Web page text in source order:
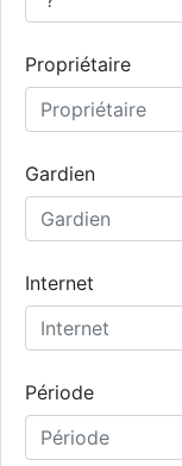
Propriétaire
Gardien
Internet
Période